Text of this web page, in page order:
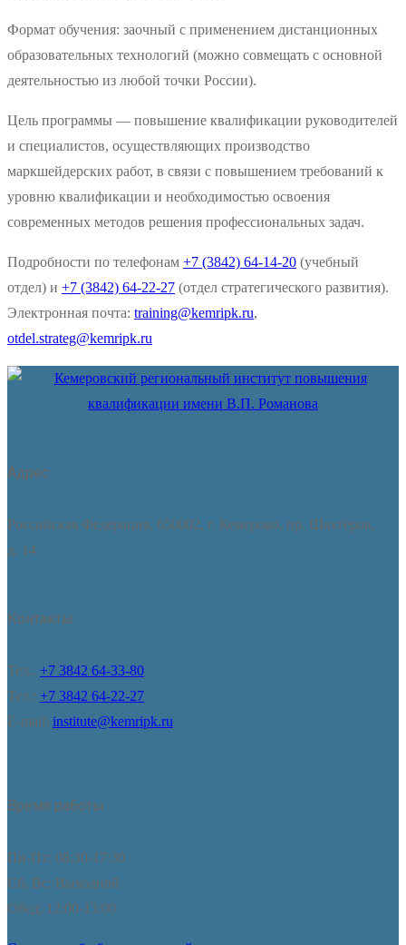
Формат обучения: заочный с применением дистанционных
образовательных технологий (можно совмещать с основной
деятельностью из любой точки России).
Цель программы — повышение квалификации руководителей
и специалистов, осуществляющих производство
маркшейдерских работ, в связи с повышением требований к
уровню квалификации и необходимостью освоения
современных методов решения профессиональных задач.
Подробности по телефонам +7 (3842) 64-14-20 (учебный
отдел) и +7 (3842) 64-22-27 (отдел стратегического развития).
Электронная почта: training@kemripk.ru,
otdel.strateg@kemripk.ru
Адрес
Российская Федерация, 650002, г. Кемерово, пр. Шахтёров,
д. 14
Контакты
Тел.: +7 3842 64-33-80
Тел.: +7 3842 64-22-27
E-mail: institute@kemripk.ru
Время работы
Пн-Пт: 08:30-17:30
Сб, Вс: Выходной
Обед: 12:00-13:00